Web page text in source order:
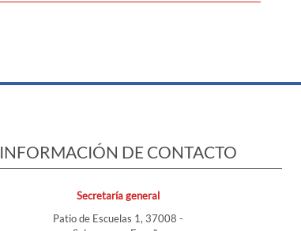
INFORMACIÓN DE CONTACTO
Secretaría general
Patio de Escuelas 1, 37008 -